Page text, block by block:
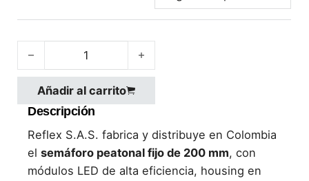
Semáforo peatonal fijo D=200mm cantidad
Añadir al carrito
Descripción
Reflex S.A.S. fabrica y distribuye en Colombia
elsemáforo peatonal fijo de 200 mm, con
módulos LED de alta eficiencia, housing en